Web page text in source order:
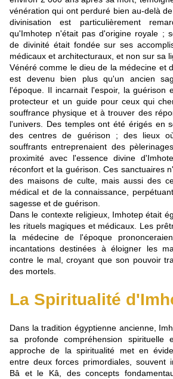
vénération qui ont perduré bien au-delà
divinisation est particulièrement
qu'Imhotep n'était pas d'origine royale ;
de divinité était fondée sur ses
médicaux et architecturaux, et non sur sa
Vénéré comme le dieu de la médecine et
est devenu bien plus qu'un ancien
l'époque. Il incarnait l'espoir, la guérison
protecteur et un guide pour ceux qui
souffrance physique et à trouver des
l'univers. Des temples ont été érigés en
des centres de guérison ; des lieux
souffrants entreprenaient des
proximité avec l'essence divine
réconfort et la guérison. Ces sanctuaires
des maisons de culte, mais aussi des
médical et de la connaissance,
sagesse et de guérison.
Dans le contexte religieux, Imhotep était
les rituels magiques et médicaux. Les
la médecine de l'époque
incantations destinées à éloigner les
contre le mal, croyant que son pouvoir
des mortels.
La Spiritualité
Dans la tradition égyptienne ancienne,
sa profonde compréhension spirituelle
approche de la spiritualité met en
entre deux forces primordiales, souvent
Bâ et le Kâ, des concepts